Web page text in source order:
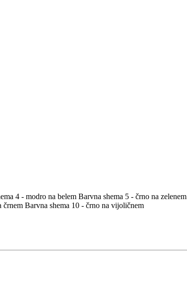
4 - modro na belem Barvna shema 5 - črno na zelenem
črnem Barvna shema 10 - črno na vijoličnem